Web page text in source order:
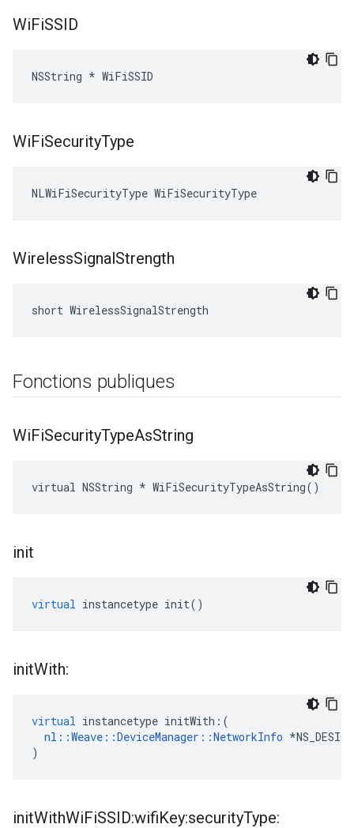
WiFiSSID
NSString * WiFiSSID
WiFiSecurityType
NLWiFiSecurityType WiFiSecurityType
WirelessSignalStrength
short WirelessSignalStrength
Fonctions publiques
WiFiSecurityTypeAsString
virtual NSString * WiFiSecurityTypeAsString()
init
virtual instancetype init()
initWith:
virtual instancetype initWith :(
nl ::Weave ::DeviceManager ::NetworkInfo *
)
initWithWiFiSSID:wifiKey:securityType: